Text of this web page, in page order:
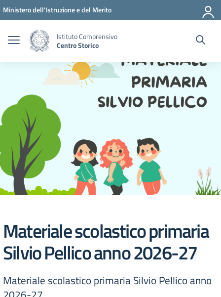
Vai ai contenuti
Vai al menu di navigazione
Vai al footer
Ministero dell'Istruzione e del Merito
Istituto Comprensivo
Centro Storico
Materiale scolastico primaria
Silvio Pellico anno 2026-27
Materiale scolastico primaria Silvio Pellico anno